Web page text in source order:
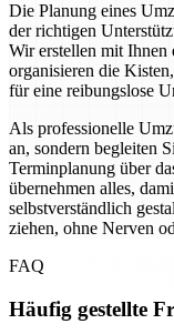
Die Planung eines
der richtigen
Wir erstellen mit Ihnen
organisieren die
für eine reibungslose
Als professionelle
an, sondern begleiten
Terminplanung über
übernehmen alles,
selbstverständlich
ziehen, ohne Nerven
FAQ
Häufig gestellte